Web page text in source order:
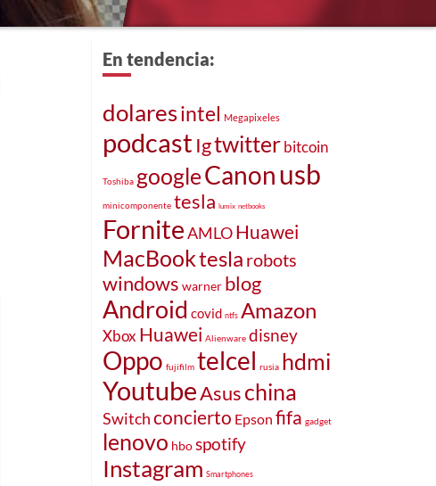
En tendencia:
dolaresintel Megapixeles
podcast Igtwitterbitcoin
Toshiba googleCanonusb
minicomponente tesla lumix netbooks
ForniteAMLOHuawei
MacBooktesla robots
windows warner blog
Android covid ntfs Amazon
Xbox Huawei Alienware disney
Oppo fujifilm telcel rusia hdmi
YoutubeAsuschina
Switchconcierto Epson fifa gadget
lenovo hbospotify
Instagram Smartphones